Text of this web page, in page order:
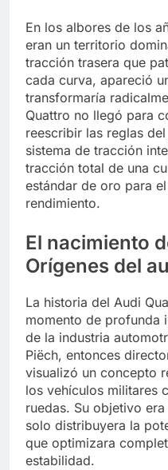
En los albores de los
eran un territorio
tracción trasera que
cada curva, apareció
transformaría
Quattro no llegó para
reescribir las reglas
sistema de tracción
tracción total de una
estándar de oro para
rendimiento.
El nacimiento
Orígenes del
La historia del Audi
momento de profunda
de la industria
Piëch, entonces
visualizó un concepto
los vehículos militares
ruedas. Su objetivo
solo distribuyera la
que optimizara
estabilidad.